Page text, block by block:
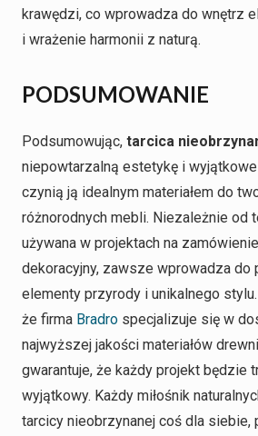
krawędzi, co wprowadza do wnętrz
i wrażenie harmonii z naturą.
PODSUMOWANIE
Podsumowując, tarcica
niepowtarzalną estetykę i
czynią ją idealnym materiałem do
różnorodnych mebli. Niezależnie od
używana w projektach na
dekoracyjny, zawsze wprowadza do
elementy przyrody i unikalnego
że firma Bradro specjalizuje się w
najwyższej jakości materiałów
gwarantuje, że każdy projekt będzie
wyjątkowy. Każdy miłośnik
tarcicy nieobrzynanej coś dla siebie,